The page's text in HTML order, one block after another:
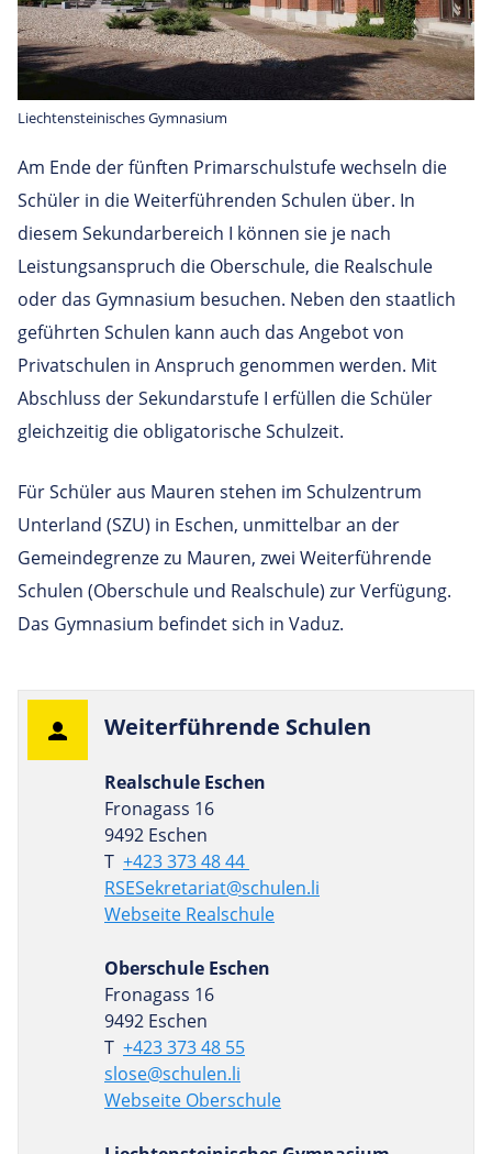
Liechtensteinisches Gymnasium
Am Ende der fünften Primarschulstufe wechseln die
Schüler in die Weiterführenden Schulen über. In
diesem Sekundarbereich I können sie je nach
Leistungsanspruch die Oberschule, die Realschule
oder das Gymnasium besuchen. Neben den staatlich
geführten Schulen kann auch das Angebot von
Privatschulen in Anspruch genommen werden. Mit
Abschluss der Sekundarstufe I erfüllen die Schüler
gleichzeitig die obligatorische Schulzeit.
Für Schüler aus Mauren stehen im Schulzentrum
Unterland (SZU) in Eschen, unmittelbar an der
Gemeindegrenze zu Mauren, zwei Weiterführende
Schulen (Oberschule und Realschule) zur Verfügung.
Das Gymnasium befindet sich in Vaduz.
Wei­ter­füh­rende Schulen
Realschule Eschen
Fronagass 16
9492 Eschen
T +423 373 48 44
RSESekretariat@schulen.li
Webseite Realschule
Oberschule Eschen
Fronagass 16
9492 Eschen
T +423 373 48 55
slose@schulen.li
Webseite Oberschule